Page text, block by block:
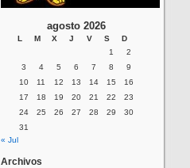
agosto 2026
L M X J V S
D
1
2
3
4 5 6 7 8
9
10
11 12 13 14 15
16
17
18 19 20 21 22
23
24
25 26 27 28 29
30
31
« Jul
Archivos